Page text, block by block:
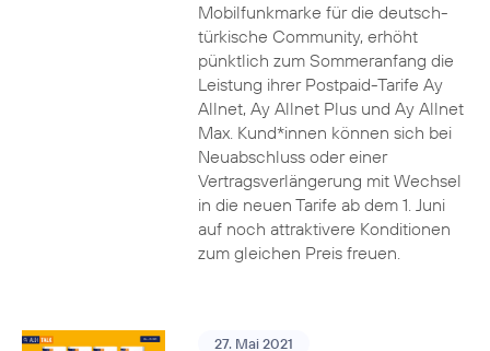
Mobilfunkmarke für die deutsch-
türkische Community, erhöht
pünktlich zum Sommeranfang die
Leistung ihrer Postpaid-Tarife Ay
Allnet, Ay Allnet Plus und Ay Allnet
Max. Kund*innen können sich bei
Neuabschluss oder einer
Vertragsverlängerung mit Wechsel
in die neuen Tarife ab dem 1. Juni
auf noch attraktivere Konditionen
zum gleichen Preis freuen.
27. Mai 2021